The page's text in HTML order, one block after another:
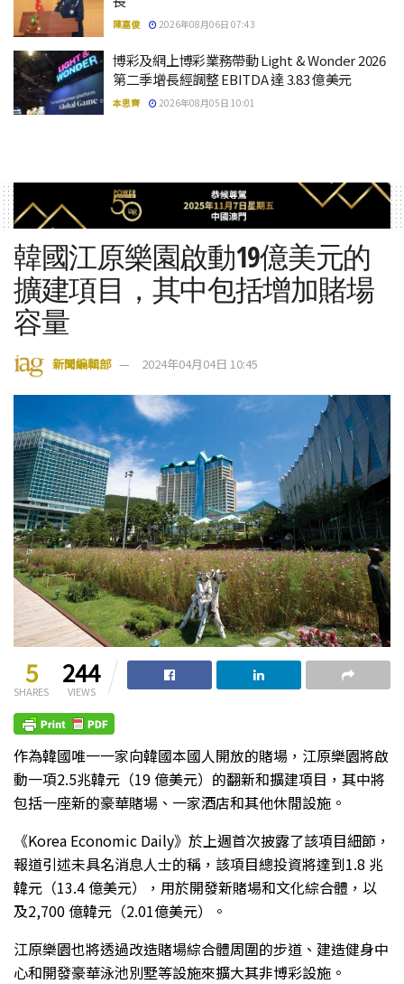
陳嘉俊 2026年08月06日 07:43
博彩及網上博彩業務帶動 Light & Wonder 2026
第二季增長經調整 EBITDA 達 3.83 億美元
本思齊 2026年08月05日 10:01
韓國江原樂園啟動19億美元的
擴建項目，其中包括增加賭場
容量
新聞編輯部 2024年04月04日 10:45
5
SHARES
244
VIEWS
作為韓國唯一一家向韓國本國人開放的賭場，江原樂園將啟
動一項2.5兆韓元（19 億美元）的翻新和擴建項目，其中將
包括一座新的豪華賭場、一家酒店和其他休閒設施。
《Korea Economic Daily》於上週首次披露了該項目細節，
報道引述未具名消息人士的稱，該項目總投資將達到1.8 兆
韓元（13.4 億美元），用於開發新賭場和文化綜合體，以
及2,700 億韓元（2.01億美元）。
江原樂園也將透過改造賭場綜合體周圍的步道、建造健身中
心和開發豪華泳池別墅等設施來擴大其非博彩設施。